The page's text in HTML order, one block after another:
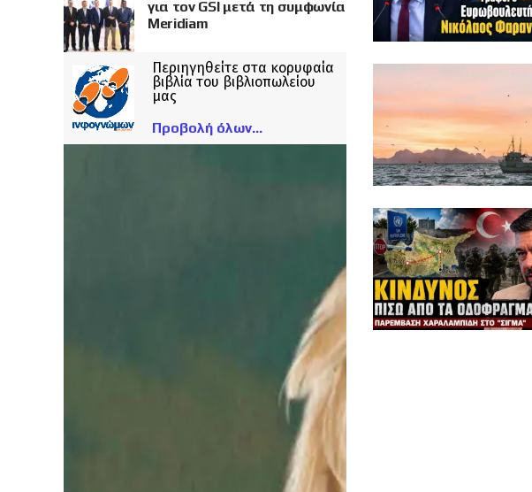
για τον GSI μετά τη συμφωνία
Meridiam
Περιηγηθείτε στα κορυφαία
βιβλία του βιβλιοπωλείου
μας
Προβολή όλων